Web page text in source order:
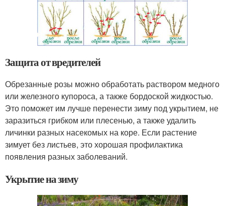
Защита от вредителей
Обрезанные розы можно обработать раствором медного
или железного купороса, а также бордоской жидкостью.
Это поможет им лучше перенести зиму под укрытием, не
заразиться грибком или плесенью, а также удалить
личинки разных насекомых на коре. Если растение
зимует без листьев, это хорошая профилактика
появления разных заболеваний.
Укрытие на зиму